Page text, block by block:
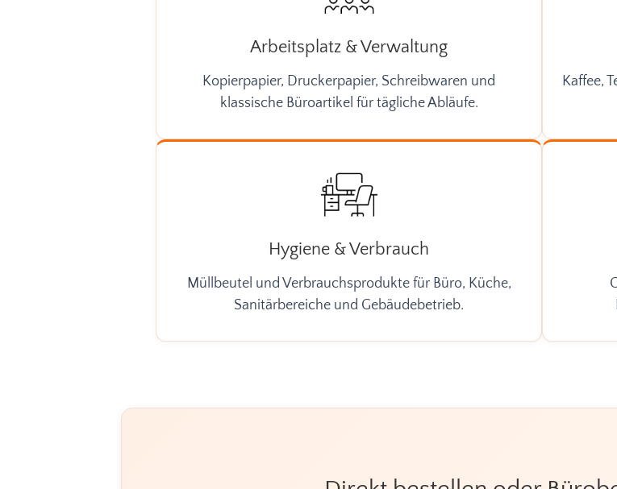
Arbeitsplatz & Verwaltung
Kopierpapier, Druckerpapier, Schreibwaren und
klassische Büroartikel für tägliche Abläufe.
Kaffee,
Hygiene & Verbrauch
Müllbeutel und Verbrauchsprodukte für Büro, Küche,
Sanitärbereiche und Gebäudebetrieb.